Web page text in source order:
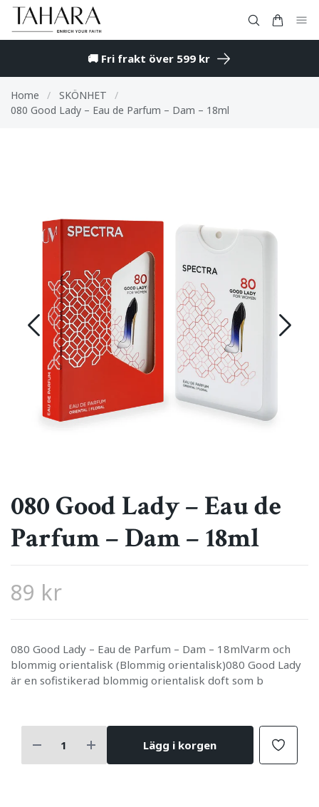
🚚 Fri frakt över 599 kr
Home / SKÖNHET
/
080 Good Lady – Eau de Parfum – Dam – 18ml
080 Good Lady – Eau de
Parfum – Dam – 18ml
89 kr
080 Good Lady – Eau de Parfum – Dam – 18mlVarm och
blommig orientalisk (Blommig orientalisk)080 Good Lady
är en sofistikerad blommig orientalisk doft som b
Lägg i korgen